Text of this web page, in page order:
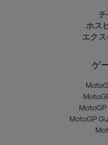
チ
ホス
エク
ゲ
MotoGP